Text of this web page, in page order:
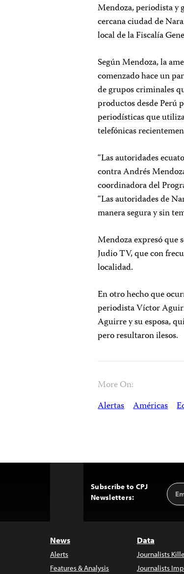
Mendoza, periodista y
cercana ciudad de
local de la Fiscalía
Según Mendoza, la
comenzado hace un
de grupos criminales
productos desde Perú
periodísticas que
telefónicas
“Las autoridades
contra Andrés
coordinadora del
“Las autoridades de
manera segura y sin
Mendoza expresó
Judio TV, que con
localidad.
En otro hecho que
periodista Víctor
Aguirre y su esposa,
pero resultaron ilesos.
More On:
Alertas Américas
Subscribe to CPJ
Newsletters:
Email
News
Alerts
Features & Analysis
Data
Journalists
Journalists